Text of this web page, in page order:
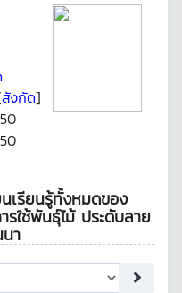
สังกัด]
เรียนรู้ทั้งหมดของ
รใช้พันธุ์ไม้ ประดับลาย
า